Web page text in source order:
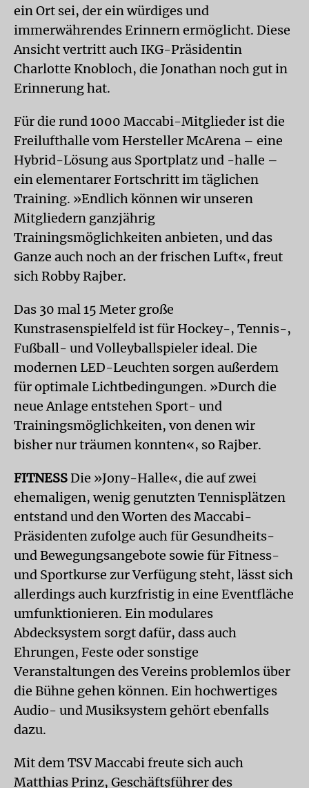
ein Ort sei, der ein würdiges und
immerwährendes Erinnern ermöglicht. Diese
Ansicht vertritt auch IKG-Präsidentin
Charlotte Knobloch, die Jonathan noch gut in
Erinnerung hat.
Für die rund 1000 Maccabi-Mitglieder ist die
Freilufthalle vom Hersteller McArena – eine
Hybrid-Lösung aus Sportplatz und -halle –
ein elementarer Fortschritt im täglichen
Training. »Endlich können wir unseren
Mitgliedern ganzjährig
Trainingsmöglichkeiten anbieten, und das
Ganze auch noch an der frischen Luft«, freut
sich Robby Rajber.
Das 30 mal 15 Meter große
Kunstrasenspielfeld ist für Hockey-, Tennis-,
Fußball- und Volleyballspieler ideal. Die
modernen LED-Leuchten sorgen außerdem
für optimale Lichtbedingungen. »Durch die
neue Anlage entstehen Sport- und
Trainingsmöglichkeiten, von denen wir
bisher nur träumen konnten«, so Rajber.
FITNESSDie »Jony-Halle«, die auf zwei
ehemaligen, wenig genutzten Tennisplätzen
entstand und den Worten des Maccabi-
Präsidenten zufolge auch für Gesundheits-
und Bewegungsangebote sowie für Fitness-
und Sportkurse zur Verfügung steht, lässt sich
allerdings auch kurzfristig in eine Eventfläche
umfunktionieren. Ein modulares
Abdecksystem sorgt dafür, dass auch
Ehrungen, Feste oder sonstige
Veranstaltungen des Vereins problemlos über
die Bühne gehen können. Ein hochwertiges
Audio- und Musiksystem gehört ebenfalls
dazu.
Mit dem TSV Maccabi freute sich auch
Matthias Prinz, Geschäftsführer des